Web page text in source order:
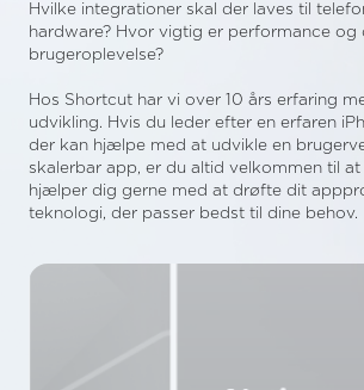
Hvilke integrationer skal der laves til
hardware? Hvor vigtig er performance og
brugeroplevelse?
Hos Shortcut har vi over 10 års erfaring
udvikling. Hvis du leder efter en erfaren
der kan hjælpe med at udvikle en
skalerbar app, er du altid velkommen til
hjælper dig gerne med at drøfte dit
teknologi, der passer bedst til dine behov.